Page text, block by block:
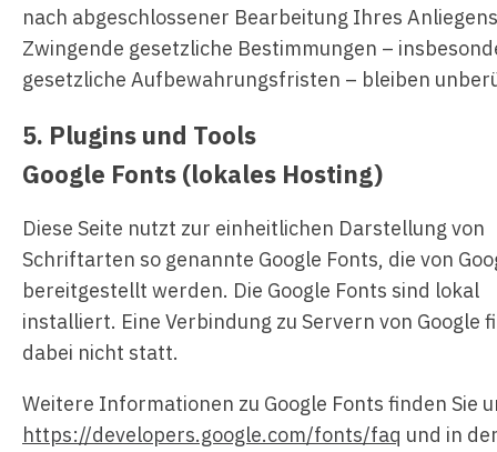
nach abgeschlossener Bearbeitung Ihres
Zwingende gesetzliche Bestimmungen –
gesetzliche Aufbewahrungsfristen – bleiben
5. Plugins und Tools
Google Fonts (lokales Hosting)
Diese Seite nutzt zur einheitlichen Darstellung von
Schriftarten so genannte Google Fonts, die von
bereitgestellt werden. Die Google Fonts sind lokal
installiert. Eine Verbindung zu Servern von Google
dabei nicht statt.
Weitere Informationen zu Google Fonts finden Sie
https://developers.google.com/fonts/faq und in